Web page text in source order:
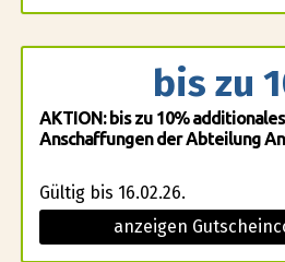
bis zu
AKTION: bis zu 10%
Anschaffungen der Abteilung
Gültig bis 16.02.26.
anzeigen